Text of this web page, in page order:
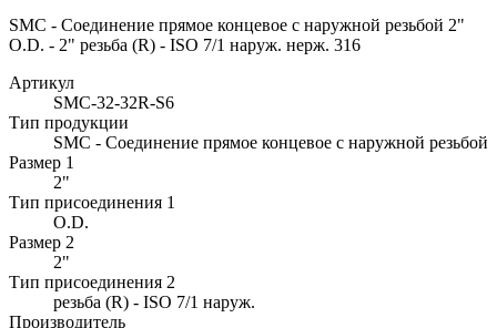
SMC - Соединение прямое концевое с наружной резьбой 2"
O.D. - 2" резьба (R) - ISO 7/1 наруж. нерж. 316
Артикул
SMC-32-32R-S6
Тип продукции
SMC - Соединение прямое концевое с наружной резьбой
Размер 1
2"
Тип присоединения 1
O.D.
Размер 2
2"
Тип присоединения 2
резьба (R) - ISO 7/1 наруж.
Производитель